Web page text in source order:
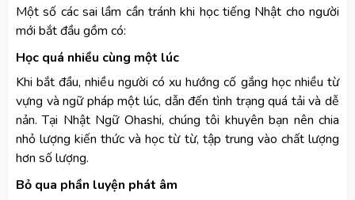
Một số các sai lầm cần tránh khi học tiếng Nhật cho người
mới bắt đầu gồm có:
Học quá nhiều cùng một lúc
Khi bắt đầu, nhiều người có xu hướng cố gắng học nhiều từ
vựng và ngữ pháp một lúc, dẫn đến tình trạng quá tải và dễ
nản. Tại Nhật Ngữ Ohashi, chúng tôi khuyên bạn nên chia
nhỏ lượng kiến thức và học từ từ, tập trung vào chất lượng
hơn số lượng.
Bỏ qua phần luyện phát âm